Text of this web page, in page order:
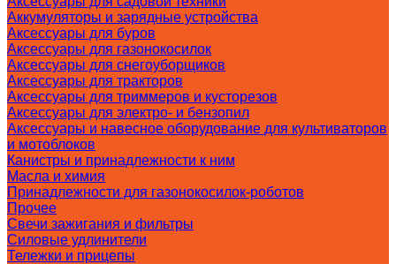
Аккумуляторы и зарядные устройства
Аксессуары для буров
Аксессуары для газонокосилок
Аксессуары для снегоуборщиков
Аксессуары для тракторов
Аксессуары для триммеров и кусторезов
Аксессуары для электро- и бензопил
Аксессуары и навесное оборудование для культиваторов
и мотоблоков
Канистры и принадлежности к ним
Масла и химия
Принадлежности для газонокосилок-роботов
Прочее
Свечи зажигания и фильтры
Силовые удлинители
Тележки и прицепы